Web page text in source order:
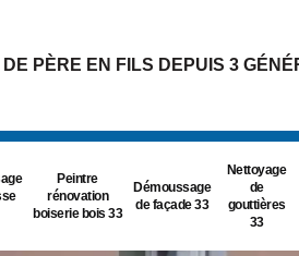
PÈRE EN FILS DEPUIS 3
Peintre
rénovation
boiserie bois 33
Démoussage
de façade 33
Nettoyage
de
gouttières
33